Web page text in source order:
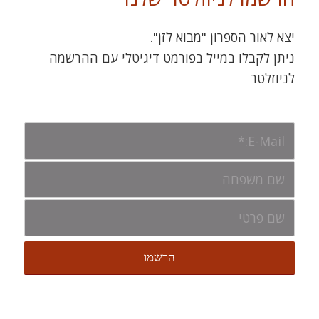
יצא לאור הספרון "מבוא לזן".
ניתן לקבלו במייל בפורמט דיגיטלי עם ההרשמה
לניוזלטר